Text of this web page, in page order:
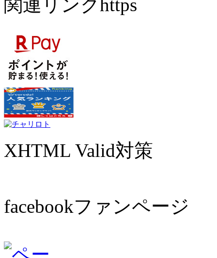
関連リンクhttps
XHTML Valid対策
facebookファンページ